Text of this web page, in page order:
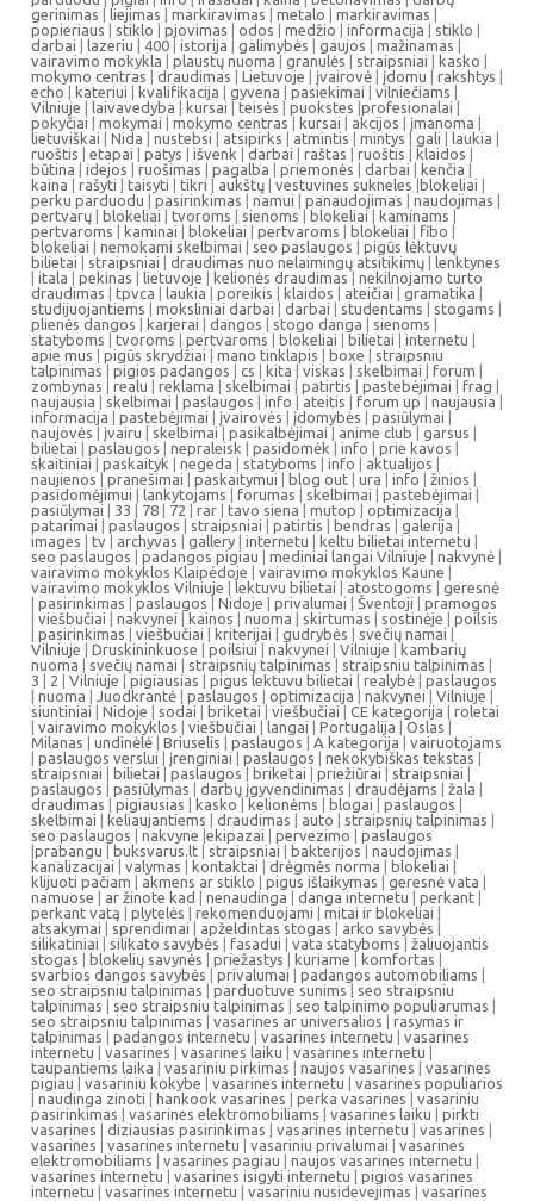
gerinimas | liejimas | markiravimas | metalo | markiravimas |
popieriaus | stiklo | pjovimas | odos | medžio | informacija | stiklo |
darbai | lazeriu | 400 | istorija | galimybės | gaujos | mažinamas |
vairavimo mokykla | plaustų nuoma | granulės | straipsniai | kasko |
mokymo centras | draudimas | Lietuvoje | įvairovė | įdomu | rakshtys |
echo | kateriui | kvalifikacija | gyvena | pasiekimai | vilniečiams |
Vilniuje | laivavedyba | kursai | teisės | puokstes |profesionalai |
pokyčiai | mokymai | mokymo centras | kursai | akcijos | įmanoma |
lietuviškai | Nida | nustebsi | atsipirks | atmintis | mintys | gali | laukia |
ruoštis | etapai | patys | išvenk | darbai | raštas | ruoštis | klaidos |
būtina | idejos | ruošimas | pagalba | priemonės | darbai | kenčia |
kaina | rašyti | taisyti | tikri | aukštų | vestuvines sukneles |blokeliai |
perku parduodu | pasirinkimas | namui | panaudojimas | naudojimas |
pertvarų | blokeliai | tvoroms | sienoms | blokeliai | kaminams |
pertvaroms | kaminai | blokeliai | pertvaroms | blokeliai | fibo |
blokeliai | nemokami skelbimai | seo paslaugos | pigūs lėktuvų
bilietai | straipsniai | draudimas nuo nelaimingų atsitikimų | lenktynes
| itala | pekinas | lietuvoje | kelionės draudimas| nekilnojamo turto
draudimas | tpvca | laukia | poreikis | klaidos | ateičiai | gramatika |
studijuojantiems | moksliniai darbai | darbai | studentams | stogams |
plienės dangos | karjerai | dangos | stogo danga | sienoms |
statyboms | tvoroms | pertvaroms | blokeliai | bilietai | internetu |
apie mus | pigūs skrydžiai | mano tinklapis | boxe | straipsniu
talpinimas | pigios padangos | cs | kita | viskas | skelbimai | forum |
zombynas | realu | reklama | skelbimai | patirtis | pastebėjimai | frag |
naujausia | skelbimai | paslaugos | info | ateitis | forum up | naujausia |
informacija | pastebėjimai | įvairovės | įdomybės | pasiūlymai |
naujovės | įvairu | skelbimai| pasikalbėjimai | anime club | garsus |
bilietai | paslaugos | nepraleisk | pasidomėk | info | prie kavos |
skaitiniai | paskaityk | negeda | statyboms | info | aktualijos |
naujienos | pranešimai | paskaitymui | blog out | ura | info | žinios |
pasidomėjimui | lankytojams | forumas | skelbimai | pastebėjimai |
pasiūlymai | 33 | 78 | 72 | rar | tavo siena | mutop | optimizacija |
patarimai | paslaugos | straipsniai | patirtis | bendras | galerija |
images | tv | archyvas | gallery | internetu | keltu bilietai internetu |
seo paslaugos | padangos pigiau | mediniai langai Vilniuje | nakvynė |
vairavimo mokyklos Klaipėdoje | vairavimo mokyklos Kaune |
vairavimo mokyklos Vilniuje | lektuvu bilietai | atostogoms | geresnė
| pasirinkimas | paslaugos | Nidoje | privalumai | Šventoji | pramogos
| viešbučiai | nakvynei | kainos | nuoma | skirtumas | sostinėje | poilsis
| pasirinkimas | viešbučiai | kriterijai | gudrybės | svečių namai |
Vilniuje | Druskininkuose | poilsiui | nakvynei | Vilniuje |kambarių
nuoma | svečių namai | straipsnių talpinimas | straipsniu talpinimas |
3 | 2 | Vilniuje |pigiausias | pigus lektuvu bilietai | realybė | paslaugos
| nuoma | Juodkrantė | paslaugos | optimizacija | nakvynei | Vilniuje |
siuntiniai | Nidoje | sodai | briketai | viešbučiai | CE kategorija | roletai
| vairavimo mokyklos | viešbučiai | langai | Portugalija | Oslas |
Milanas | undinėlė | Briuselis | paslaugos | A kategorija | vairuotojams
| paslaugos verslui | įrenginiai | paslaugos | nekokybiškas tekstas |
straipsniai | bilietai |paslaugos | briketai | priežiūrai | straipsniai |
paslaugos | pasiūlymas | darbų įgyvendinimas | draudėjams | žala |
draudimas | pigiausias | kasko|kelionėms | blogai | paslaugos |
skelbimai | keliaujantiems | draudimas | auto | straipsnių talpinimas |
seo paslaugos | nakvyne |ekipazai | pervezimo | paslaugos
|prabangu | buksvarus.lt | straipsniai | bakterijos | naudojimas |
kanalizacijai | valymas | kontaktai | drėgmės norma | blokeliai |
klijuoti pačiam | akmens ar stiklo | pigus išlaikymas | geresnė vata |
namuose | ar žinote kad | nenaudinga | danga internetu | perkant |
perkant vatą | plytelės | rekomenduojami | mitai ir blokeliai |
atsakymai | sprendimai | apželdintas stogas | arko savybės |
silikatiniai | silikato savybės | fasadui | vata statyboms | žaliuojantis
stogas | blokelių savynės | priežastys | kuriame | komfortas |
svarbios dangos savybės | privalumai | padangos automobiliams |
seo straipsniu talpinimas | parduotuve sunims | seo straipsniu
talpinimas | seo straipsniu talpinimas | seo talpinimo populiarumas |
seo straipsniu talpinimas | vasarines ar universalios | rasymas ir
talpinimas | padangos internetu | vasarines internetu | vasarines
internetu | vasarines | vasarines laiku | vasarines internetu |
taupantiems laika | vasariniu pirkimas | naujos vasarines | vasarines
pigiau | vasariniu kokybe | vasarines internetu | vasarines populiarios
| naudinga zinoti | hankook vasarines | perka vasarines | vasariniu
pasirinkimas | vasarines elektromobiliams | vasarines laiku | pirkti
vasarines | diziausias pasirinkimas | vasarines internetu | vasarines |
vasarines | vasarines internetu | vasariniu privalumai | vasarines
elektromobiliams | vasarines pagiau | naujos vasarines internetu |
vasarines internetu | vasarines isigyti internetu | pigios vasarines
internetu | vasarines internetu | vasariniu nusidevejimas | vasarines